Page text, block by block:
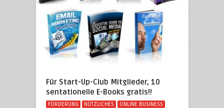
Für Start-Up-Club Mitglieder, 10
sentationelle E-Books gratis!!
FÖRDERUNG NÜTZLICHES
ONLINE BUSINESS